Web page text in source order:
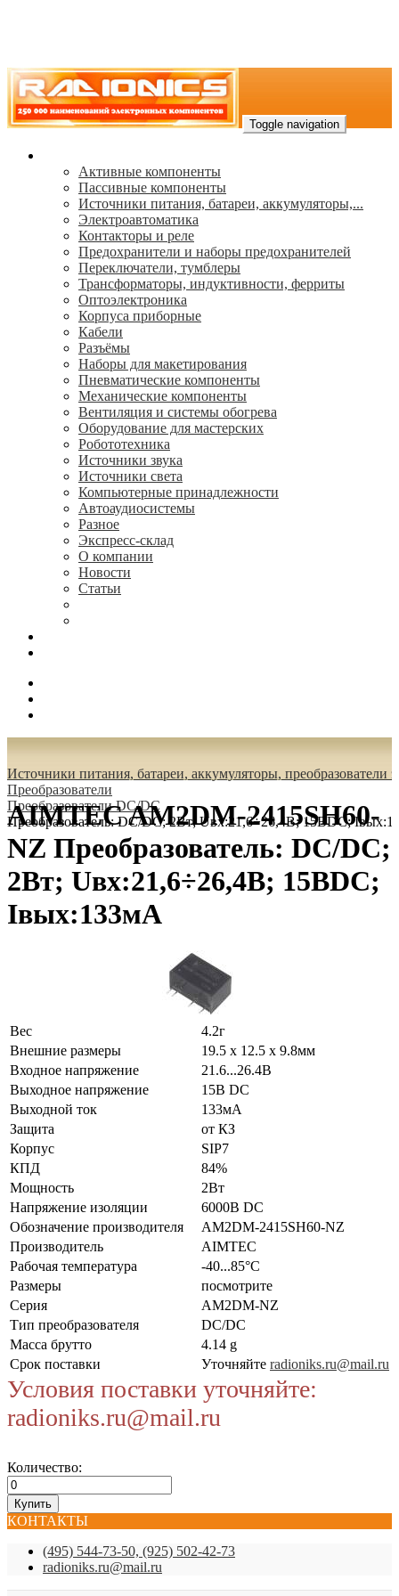
Toggle navigation
Активные компоненты
Пассивные компоненты
Источники питания, батареи, аккумуляторы,...
Электроавтоматика
Контакторы и реле
Предохранители и наборы предохранителей
Переключатели, тумблеры
Трансформаторы, индуктивности, ферриты
Oптоэлектроника
Корпуса приборные
Кабели
Разъёмы
Наборы для макетирования
Пневматические компоненты
Механические компоненты
Вентиляция и системы обогрева
Оборудование для мастерских
Робототехника
Источники звука
Источники света
Компьютерные принадлежности
Автоаудиосистемы
Разное
Экспресс-склад
О компании
Новости
Статьи
Источники питания, батареи, аккумуляторы, преобразователи
Преобразователи
Преобразователи DC/DC
Преобразователь: DC/DC; 2Вт; Uвх:21,6÷26,4В; 15ВDC;
AIMTEC AM2DM-2415SH60-
NZ Преобразователь: DC/DC;
2Вт; Uвх:21,6÷26,4В; 15ВDC;
Iвых:133мА
Вес
4.2г
Внешние размеры
19.5 x 12.5 x 9.8мм
Входное напряжение
21.6...26.4В
Выходное напряжение
15В DC
Выходной ток
133мА
Защита
от КЗ
Корпус
SIP7
КПД
84%
Мощность
2Вт
Напряжение изоляции
6000В DC
Обозначение производителя
AM2DM-2415SH60-NZ
Производитель
AIMTEC
Рабочая температура
-40...85°C
Размеры
посмотрите
Серия
AM2DM-NZ
Тип преобразователя
DC/DC
Масса брутто
4.14 g
Срок поставки
Уточняйте radioniks.ru@mail.ru
Условия поставки уточняйте:
radioniks.ru@mail.ru
Количество:
КОНТАКТЫ
(495) 544-73-50, (925) 502-42-73
radioniks.ru@mail.ru